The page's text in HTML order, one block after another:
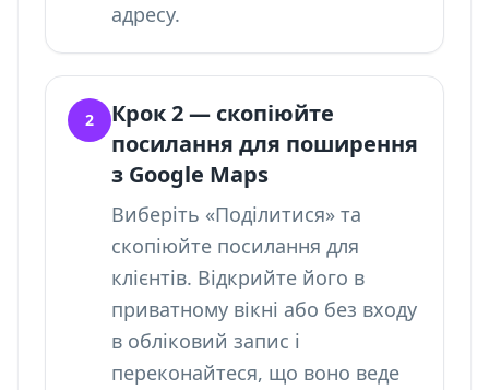
адресу.
2
Крок 2 — скопіюйте
посилання для поширення
з Google Maps
Виберіть «Поділитися» та
скопіюйте посилання для
клієнтів. Відкрийте його в
приватному вікні або без входу
в обліковий запис і
переконайтеся, що воно веде